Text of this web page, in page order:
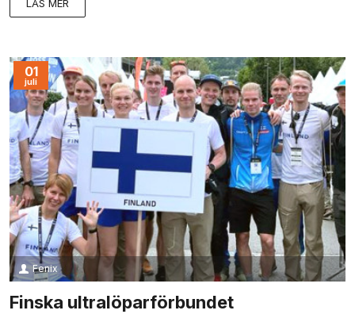
LÄS MER
01
juli
Fenix
Finska ultralöparförbundet